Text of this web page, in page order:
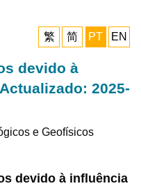
繁
简 PT EN
devido à
2025-
e Geofísicos
devido à influência